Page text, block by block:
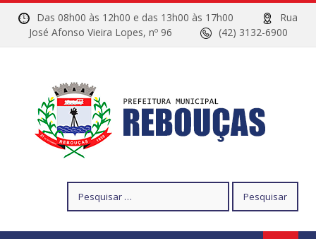
Das 08h00 às 12h00 e das 13h00 às 17h00
Rua
José Afonso Vieira Lopes, nº 96
(42) 3132-6900
por: